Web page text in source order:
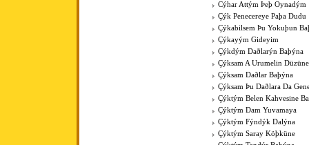
Cýhar Attým Þeþ Oynadým
Çýk Penecereye Paþa Dudu
Çýkabilsem Þu Yokuþun
Çýkayým Gideyim
Çýkdým Daðlarýn Baþýna
Çýksam A Urumelin Düzüne
Çýksam Daðlar Baþýna
Çýksam Þu Daðlara Da
Çýktým Belen Kahvesine
Çýktým Dam Yuvamaya
Çýktým Fýndýk Dalýna
Çýktým Saray Köþküne